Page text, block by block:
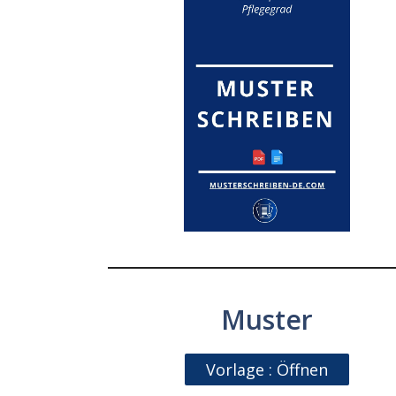
Muster
Vorlage : Öffnen